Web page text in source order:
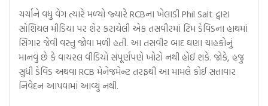
ચર્ચાને વધુ વેગ ત્યારે મળ્યો જ્યારે RCBના ખેલાડી Phil Salt દ્વારા
સોશિયલ મીડિયા પર શેર કરાયેલી એક તસવીરમાં ટિમ ડેવિડના હાથમાં
સિગાર જેવી વસ્તુ જોવા મળી હતી. આ તસવીર બાદ ઘણા ચાહકોનું
માનવું છે કે વાયરલ વીડિયો સંપૂર્ણપણે ખોટો નથી હોઈ શકે. જોકે, હજુ
સુધી ડેવિડ અથવા RCB મેનેજમેન્ટ તરફથી આ મામલે કોઈ સત્તાવાર
નિવેદન આપવામાં આવ્યું નથી.